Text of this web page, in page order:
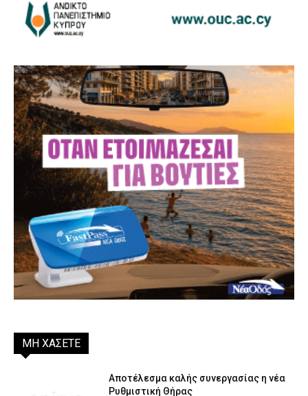
ΜΗ ΧΑΣΕΤΕ
Αποτέλεσμα καλής συνεργασίας η νέα
Ρυθμιστική Θήρας